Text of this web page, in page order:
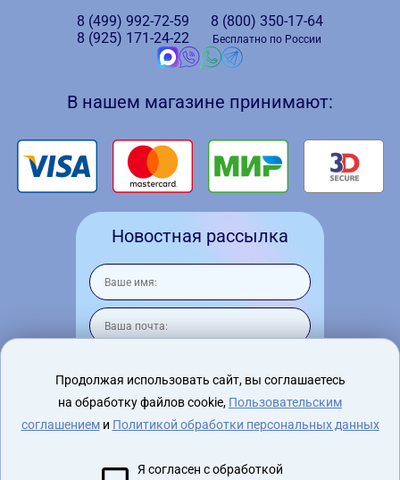
8 (499) 992-72-59
8 (925) 171-24-22
8 (800) 350-17-64
Бесплатно по России
В нашем магазине принимают:
Новостная рассылка
Я согласен на обработку персональных
данных
Продолжая использовать сайт, вы соглашаетесь
на обработку файлов cookie, Пользовательским
соглашениеми Политикой обработки персональных данных
Я согласен с обработкой